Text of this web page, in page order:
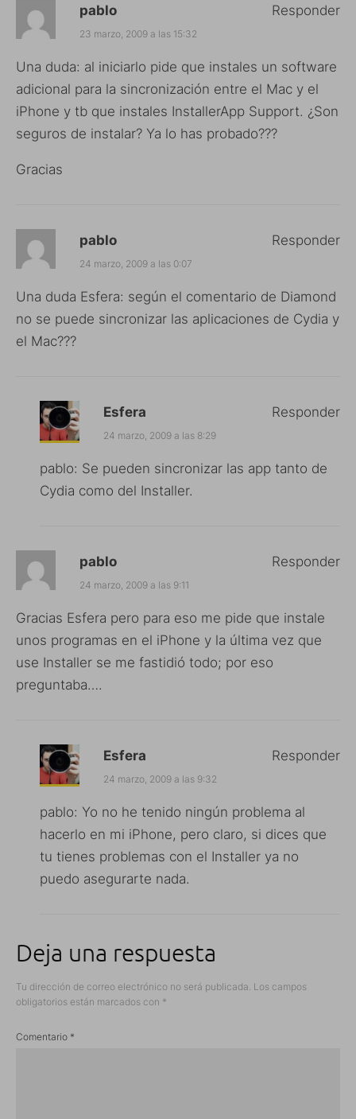
pablo
23 marzo, 2009 a las 15:32
Una duda: al iniciarlo pide que instales un software
adicional para la sincronización entre el Mac y el
iPhone y tb que instales InstallerApp Support. ¿Son
seguros de instalar? Ya lo has probado???
Gracias
Responder
pablo
24 marzo, 2009 a las 0:07
Una duda Esfera: según el comentario de Diamond
no se puede sincronizar las aplicaciones de Cydia y
el Mac???
Responder
Esfera
24 marzo, 2009 a las 8:29
pablo: Se pueden sincronizar las app tanto de
Cydia como del Installer.
Responder
pablo
24 marzo, 2009 a las 9:11
Gracias Esfera pero para eso me pide que instale
unos programas en el iPhone y la última vez que
use Installer se me fastidió todo; por eso
preguntaba….
Responder
Esfera
24 marzo, 2009 a las 9:32
pablo: Yo no he tenido ningún problema al
hacerlo en mi iPhone, pero claro, si dices que
tu tienes problemas con el Installer ya no
puedo asegurarte nada.
Responder
Deja una respuesta
Tu dirección de correo electrónico no será publicada. Los campos
obligatorios están marcados con *
Comentario *